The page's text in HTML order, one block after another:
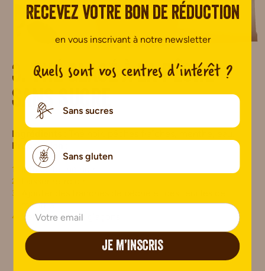
3. Thé glacé à la pêche
sans sucre
Ingrédients
Préparation
Infuser le thé noir.
menthe.
Servir avec des glaçons.
Recevez votre bon de réduction
en vous inscrivant à notre newsletter
Quels sont vos centres d’intérêt ?
Sans sucres
Sans gluten
JE M’INSCRIS